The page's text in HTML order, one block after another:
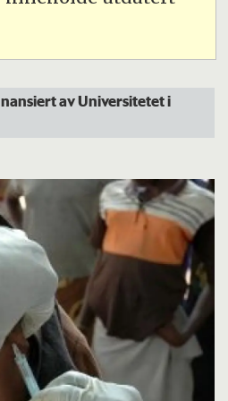
av Universitetet i